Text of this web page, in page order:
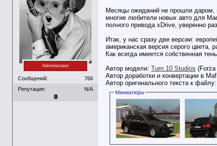
Administrator
Сообщений:
766
Репутация:
N/A
Месяцы ожиданий не прошли даром,
многие любители новых авто для
полного привода xDrive, уверенно
Итак, у нас сразу две версии:
американская версия серого цвета,
Как всегда имеется собственная
Автор модели: Turn 10 Studios
Автор доработки и конвертации в
Автор оригинального текста к
Миниатюры